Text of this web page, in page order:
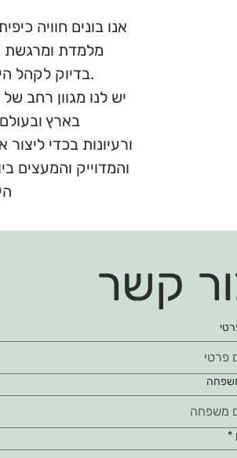
קשר
*
אנו בונים חוויה
מלמדת
בדיוק לקהל היעד שלכם.
יש לנו מגוון רחב של
בארץ
ורעיונות בכדי
והמדוייק והמעצים